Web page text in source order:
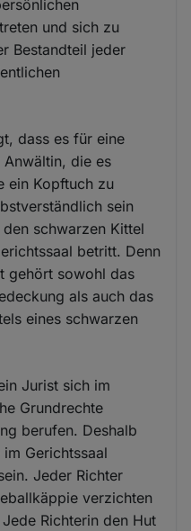
und sich zu
Bestandteil jeder
dass es für eine
Anwältin, die es
ein Kopftuch zu
sein
schwarzen Kittel
betritt. Denn
gehört sowohl das
als auch das
eines schwarzen
Jurist sich im
Grundrechte
berufen. Deshalb
Gerichtssaal
Jeder Richter
verzichten
Richterin den Hut